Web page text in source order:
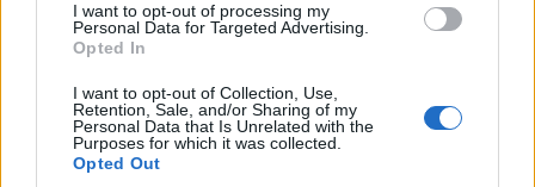
I want to opt-out of processing my
Personal Data for Targeted Advertising.
Opted In
I want to opt-out of Collection, Use,
Retention, Sale, and/or Sharing of my
Personal Data that Is Unrelated with the
Purposes for which it was collected.
Opted Out